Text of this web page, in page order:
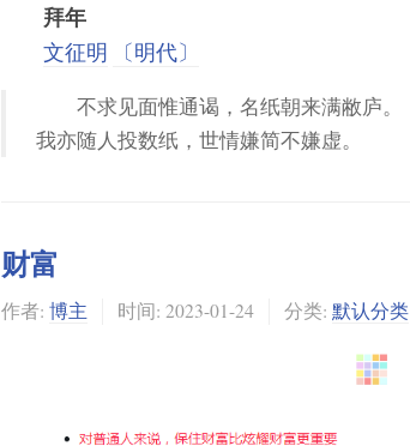
拜年
文征明 〔明代〕
不求见面惟通谒，名纸朝来满敝庐。
我亦随人投数纸，世情嫌简不嫌虚。
财富
作者: 博主 时间: 2023-01-24 分类: 默认分类